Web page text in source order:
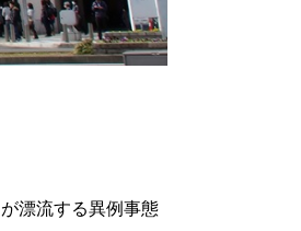
漂流する異例事態